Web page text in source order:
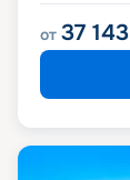
от 37 143